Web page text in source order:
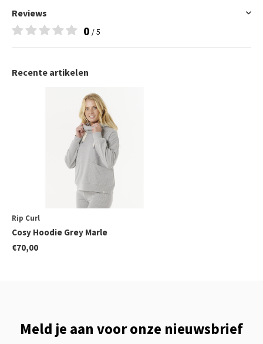
Reviews
0 / 5
Recente artikelen
Rip Curl
Cosy Hoodie Grey Marle
€70,00
Meld je aan voor onze nieuwsbrief